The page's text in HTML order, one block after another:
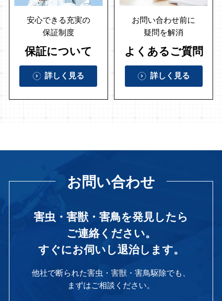
安心できる充実の
保証制度
保証について
詳しく見る
お問い合わせ前に
疑問を解消
よくあるご質問
詳しく見る
お問い合わせ
害虫・害獣・害鳥を発見したら
ご連絡ください。
すぐにお伺いし退治します。
他社で断られた害虫・害獣・害鳥駆除でも、
まずはご相談ください。